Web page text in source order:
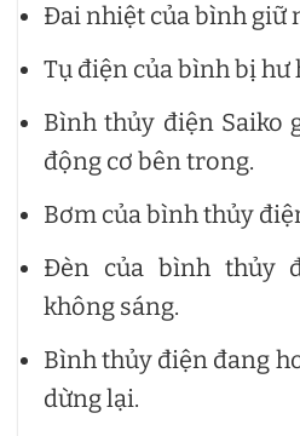
Đai nhiệt của bình giữ
Tụ điện của bình bị hư
Bình thủy điện Saiko
động cơ bên trong.
Bơm của bình thủy
Đèn của bình thủy
không sáng.
Bình thủy điện đang
dừng lại.